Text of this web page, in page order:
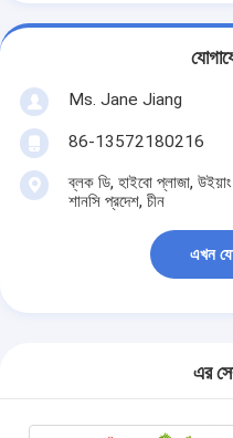
Ms. Jane Jiang
86-13572180216
ব্লক ডি, হাইবো প্লাজা,
শানসি প্রদেশ, চীন
এখন
এর